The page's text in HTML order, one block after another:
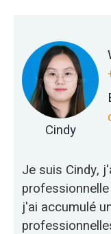
Cindy
Je suis Cindy,
j'ai accumulé